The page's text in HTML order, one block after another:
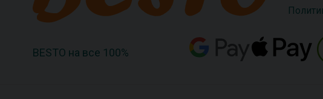
BESTO на все 100%